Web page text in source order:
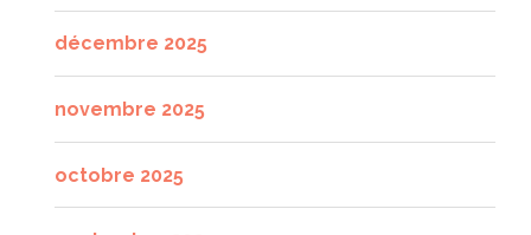
décembre 2025
novembre 2025
octobre 2025